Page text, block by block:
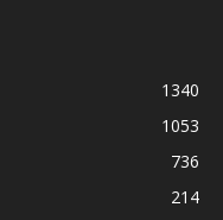
1340
1053
736
214